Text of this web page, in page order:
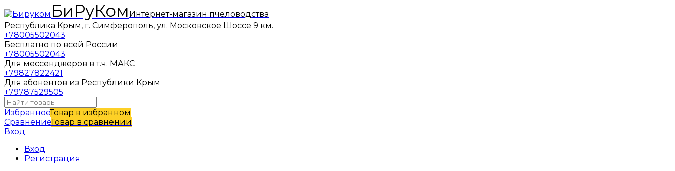
БиРуКом Интернет-магазин пчеловодства
Республика Крым, г. Симферополь, ул. Московское Шоссе 9 км.
+78005502043
Бесплатно по всей России
+78005502043
Для мессенджеров в т.ч. МАКС
+79827822421
Для абонентов из Республики Крым
+79787529505
ИзбранноеТовар в избранном
СравнениеТовар в сравнении
Вход
Вход
Регистрация